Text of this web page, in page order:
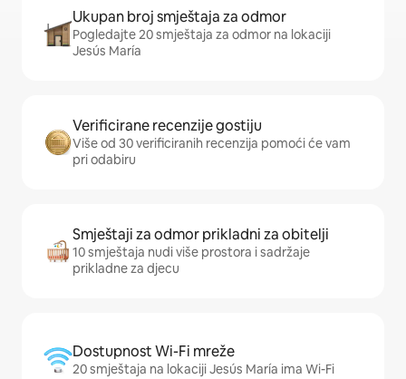
Ukupan broj smještaja za odmor
Pogledajte 20 smještaja za odmor na lokaciji
Jesús María
Verificirane recenzije gostiju
Više od 30 verificiranih recenzija pomoći će vam
pri odabiru
Smještaji za odmor prikladni za obitelji
10 smještaja nudi više prostora i sadržaje
prikladne za djecu
Dostupnost Wi-Fi mreže
20 smještaja na lokaciji Jesús María ima Wi-Fi